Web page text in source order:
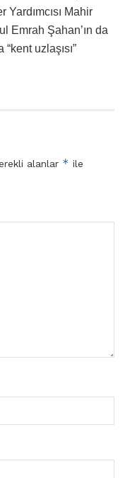
Mahir
Emrah Şahan’ın da
uzlaşısı”
alanlar * ile